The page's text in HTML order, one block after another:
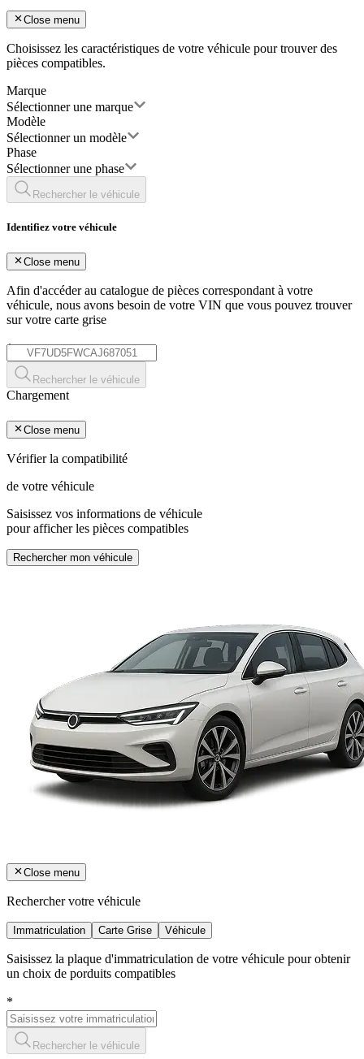
Close menu
Choisissez les caractéristiques de votre véhicule pour trouver des
pièces compatibles.
Marque
Sélectionner une marque
Modèle
Sélectionner un modèle
Phase
Sélectionner une phase
Rechercher le véhicule
Identifiez votre véhicule
Close menu
Afin d'accéder au catalogue de pièces correspondant à votre
véhicule, nous avons besoin de votre VIN que vous pouvez trouver
sur votre carte grise
*
Rechercher le véhicule
Chargement
Close menu
Vérifier la compatibilité
de votre véhicule
Saisissez vos informations de véhicule
pour afficher les pièces compatibles
Rechercher mon véhicule
Close menu
Rechercher votre véhicule
Immatriculation Carte Grise Véhicule
Saisissez la plaque d'immatriculation de votre véhicule pour obtenir
un choix de porduits compatibles
*
Rechercher le véhicule